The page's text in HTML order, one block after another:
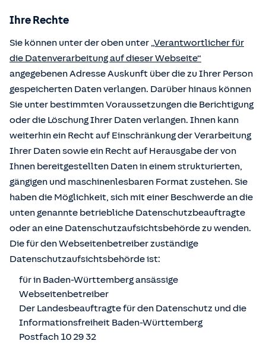
Ihre Rechte
Sie können unter der oben unter „Verantwortlicher für
die Datenverarbeitung auf dieser Webseite“
angegebenen Adresse Auskunft über die zu Ihrer Person
gespeicherten Daten verlangen. Darüber hinaus können
Sie unter bestimmten Voraussetzungen die Berichtigung
oder die Löschung Ihrer Daten verlangen. Ihnen kann
weiterhin ein Recht auf Einschränkung der Verarbeitung
Ihrer Daten sowie ein Recht auf Herausgabe der von
Ihnen bereitgestellten Daten in einem strukturierten,
gängigen und maschinenlesbaren Format zustehen. Sie
haben die Möglichkeit, sich mit einer Beschwerde an die
unten genannte betriebliche Datenschutzbeauftragte
oder an eine Datenschutzaufsichtsbehörde zu wenden.
Die für den Webseitenbetreiber zuständige
Datenschutzaufsichtsbehörde ist:
für in Baden-Württemberg ansässige
Webseitenbetreiber
Der Landesbeauftragte für den Datenschutz und die
Informationsfreiheit Baden-Württemberg
Postfach 10 29 32